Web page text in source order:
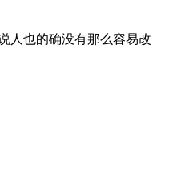
人也的确没有那么容易改